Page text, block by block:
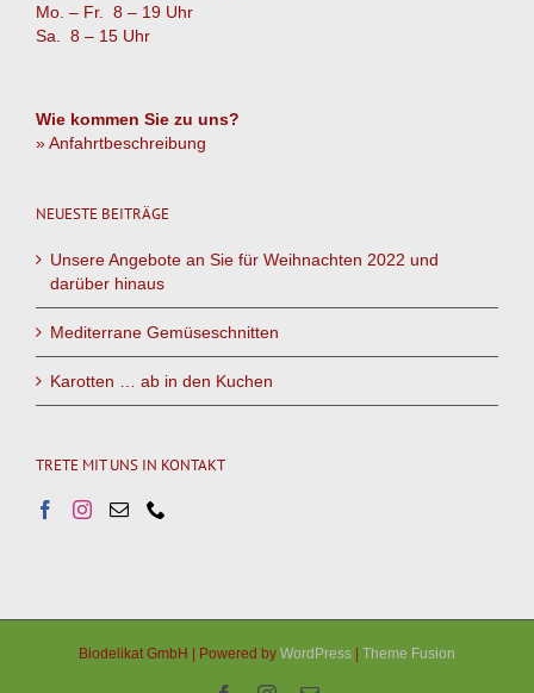
Mo. – Fr. 8 – 19 Uhr
Sa. 8 – 15 Uhr
Wie kommen Sie zu uns?
» Anfahrtbeschreibung
NEUESTE BEITRÄGE
Unsere Angebote an Sie für Weihnachten 2022 und
darüber hinaus
Mediterrane Gemüseschnitten
Karotten … ab in den Kuchen
TRETE MIT UNS IN KONTAKT
Biodelikat GmbH | Powered by WordPress Theme Fusion